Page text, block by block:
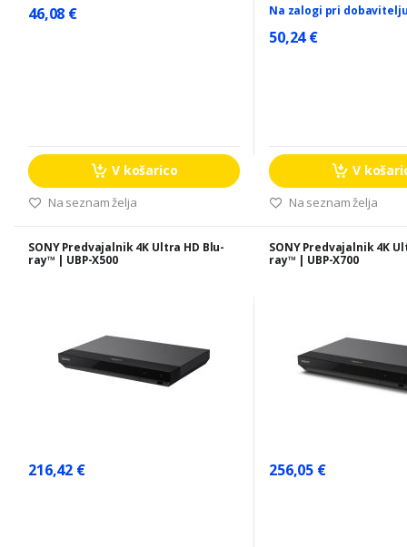
46,08 €
V košarico
Na seznam želja
Na zalogi pri
50,24 €
V
Na seznam želja
SONY Predvajalnik 4K Ultra HD Blu-
ray™ | UBP-X500
216,42 €
SONY Predvajalnik 4K
ray™ | UBP-X700
256,05 €